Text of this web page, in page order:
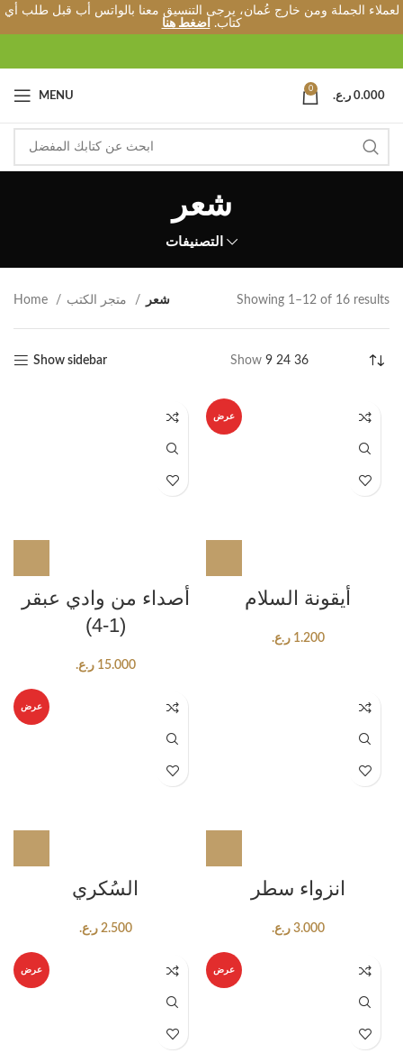
لعملاء الجملة ومن خارج عُمان، يرجى التنسيق معنا بالواتس أب قبل طلب أي
كتاب.
اضغط هنا
MENU
0
0.000 ر.ع.
شعر
التصنيفات
Home شعر Showing 1–12 of 16 results
Show sidebar Show 9 24 36
أصداء من وادي عبقر
(1-4)
15.000 ر.ع.
عرض
أيقونة السلام
1.200 ر.ع.
عرض
السُكري
2.500 ر.ع.
انزواء سطر
3.000 ر.ع.
عرض عرض